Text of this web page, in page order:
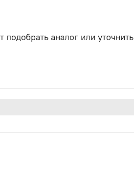
аналог или уточнить